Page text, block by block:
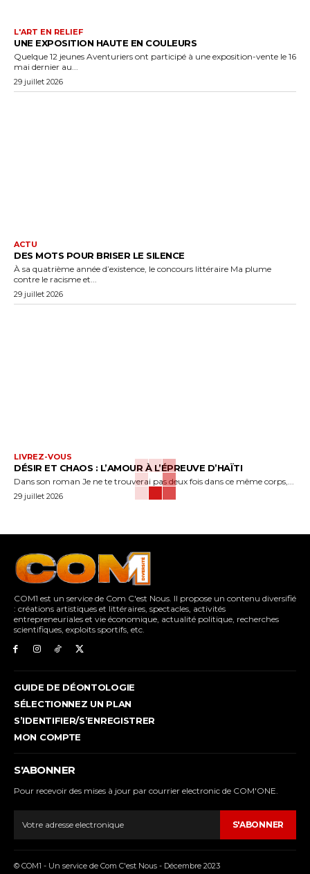
L'ART EN RELIEF
UNE EXPOSITION HAUTE EN COULEURS
Quelque 12 jeunes Aventuriers ont participé à une exposition-vente le 16
mai dernier au...
29 juillet 2026
ACTU
DES MOTS POUR BRISER LE SILENCE
À sa quatrième année d’existence, le concours littéraire Ma plume
contre le racisme et...
29 juillet 2026
LIVREZ-VOUS
DÉSIR ET CHAOS : L’AMOUR À L’ÉPREUVE D’HAÏTI
Dans son roman Je ne te trouverai pas deux fois dans ce même corps,...
29 juillet 2026
COM1 est un service de Com C'est Nous. Il propose un contenu diversifié
: créations artistiques et littéraires, spectacles, activités
entrepreneuriales et vie économique, actualité politique, recherches
scientifiques, exploits sportifs, etc.
GUIDE DE DÉONTOLOGIE
SÉLECTIONNEZ UN PLAN
S’IDENTIFIER/S’ENREGISTRER
MON COMPTE
S'ABONNER
Pour recevoir des mises à jour par courrier electronic de COM'ONE.
S'ABONNER
© COM1 - Un service de Com C'est Nous - Décembre 2023